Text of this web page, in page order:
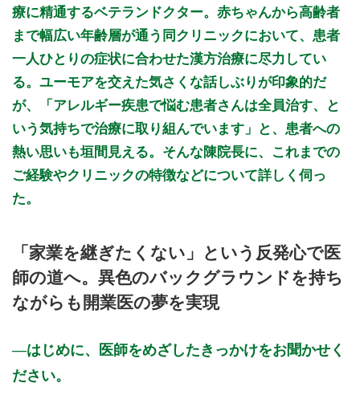
「初診受付」ボタンより24時間いつでも初診の方の予約を受
け付けております。ぜひご利用ください。
ネット受付の時間枠はあくまでも受付頂く時間となります。
実際の診察時間とは異なる場合がありますのでご了承くださ
い。特に土曜日、日曜日、冬季感染症流行期に関しましてはお
待ちいただくことがありますのでご了承お願い申し上げます。
※診療時間や臨時休診・診療内容等について、事前に必ず医療
機関ホームページ、またはお電話にてご確認ください。
>>病院なびで医療機関の詳細を見る
初診受付
療に精通するベテランドクター。赤ちゃんから高齢者
まで幅広い年齢層が通う同クリニックにおいて、患者
一人ひとりの症状に合わせた漢方治療に尽力してい
る。ユーモアを交えた気さくな話しぶりが印象的だ
が、「アレルギー疾患で悩む患者さんは全員治す、と
いう気持ちで治療に取り組んでいます」と、患者への
熱い思いも垣間見える。そんな陳院長に、これまでの
ご経験やクリニックの特徴などについて詳しく伺っ
た。
「家業を継ぎたくない」という反発心で医
師の道へ。異色のバックグラウンドを持ち
ながらも開業医の夢を実現
はじめに、医師をめざしたきっかけをお聞かせく
ださい。